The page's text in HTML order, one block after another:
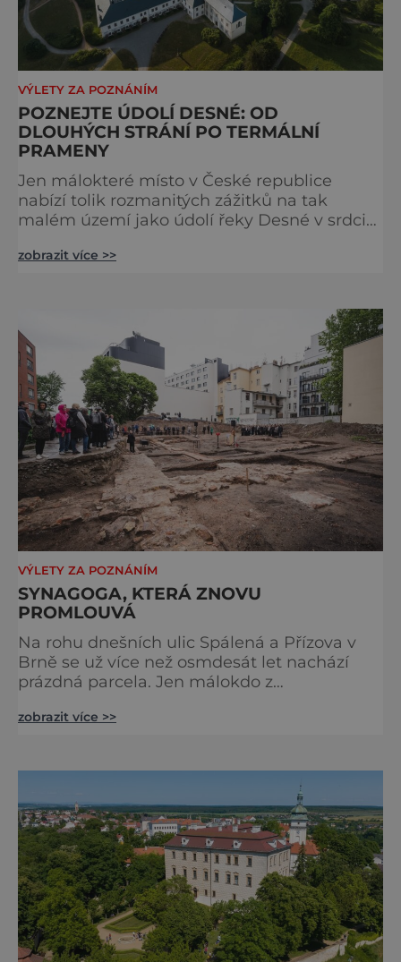
VÝLETY ZA POZNÁNÍM
POZNEJTE ÚDOLÍ DESNÉ: OD
DLOUHÝCH STRÁNÍ PO TERMÁLNÍ
PRAMENY
Jen málokteré místo v České republice
nabízí tolik rozmanitých zážitků na tak
malém území jako údolí řeky Desné v srdci
nahlédnout do útrob jedné z
na koloběžce a den zakončit poznáváním
památek ve Velkých Losinách nebo v
termálním parku. [caption
id="attachment_92379" align="
zobrazit více >>
VÝLETY ZA POZNÁNÍM
SYNAGOGA, KTERÁ ZNOVU
PROMLOUVÁ
Na rohu dnešních ulic Spálená a Přízova v
Brně se už více než osmdesát let nachází
prázdná parcela. Jen málokdo z
z největších synagog v českých zemích –
Velká synagoga byla slavnostně otevřena v
roce 1856, v době, kdy se město proměňovalo
v p
zobrazit více >>